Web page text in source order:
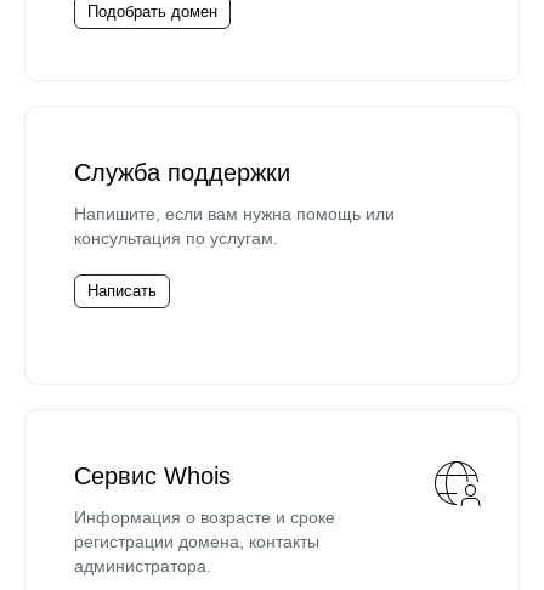
Подобрать домен
Служба поддержки
Напишите, если вам нужна помощь или
консультация по услугам.
Написать
Сервис Whois
Информация о возрасте и сроке
регистрации домена, контакты
администратора.